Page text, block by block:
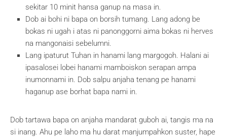
sekitar 10 minit hansa ganup na masa in.
Dob ai bohi ni bapa on borsih tumang. Lang adong be
bokas ni ugah i atas ni panonggorni aima bokas ni herves
na mangonaisi sebelumni.
Lang ipaturut Tuhan in hanami lang margogoh. Halani ai
ipasalosei lobei hanami mamboiskon serapan ampa
inumonnami in. Dob salpu anjaha tenang pe hanami
haganup ase borhat bapa nami in.
Dob tartawa bapa on anjaha mandarat guboh ai, tangis ma na
si inang. Ahu pe laho ma hu darat manjumpahkon suster, hape